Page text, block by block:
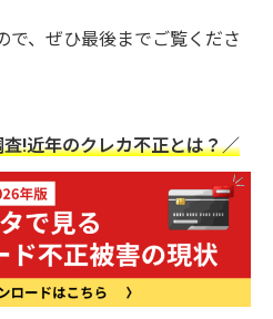
で、ぜひ最後までご覧くださ
!近年のクレカ不正とは？／